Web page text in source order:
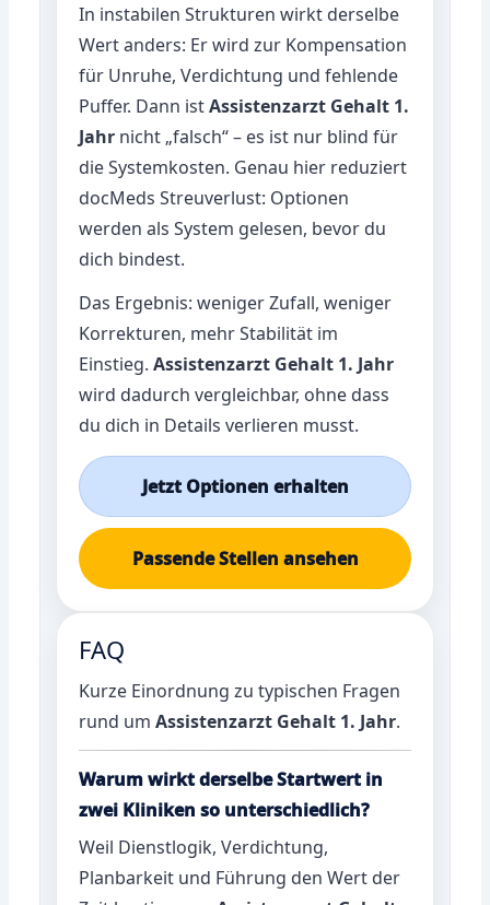
In instabilen Strukturen wirkt derselbe
Wert anders: Er wird zur Kompensation
für Unruhe, Verdichtung und fehlende
Puffer. Dann istAssistenzarzt Gehalt 1.
Jahr nicht „falsch“ – es ist nur blind für
die Systemkosten. Genau hier reduziert
docMeds Streuverlust: Optionen
werden als System gelesen, bevor du
dich bindest.
Das Ergebnis: weniger Zufall, weniger
Korrekturen, mehr Stabilität im
Einstieg.Assistenzarzt Gehalt 1. Jahr
wird dadurch vergleichbar, ohne dass
du dich in Details verlieren musst.
Jetzt Optionen erhalten
Passende Stellen ansehen
FAQ
Kurze Einordnung zu typischen Fragen
rund umAssistenzarzt Gehalt 1. Jahr.
Warum wirkt derselbe Startwert in
zwei Kliniken so unterschiedlich?
Weil Dienstlogik, Verdichtung,
Planbarkeit und Führung den Wert der